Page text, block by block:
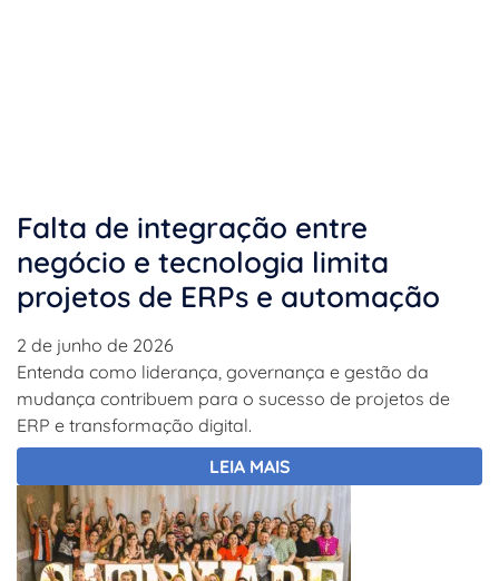
Falta de integração entre
negócio e tecnologia limita
projetos de ERPs e automação
2 de junho de 2026
Entenda como liderança, governança e gestão da
mudança contribuem para o sucesso de projetos de
ERP e transformação digital.
LEIA MAIS